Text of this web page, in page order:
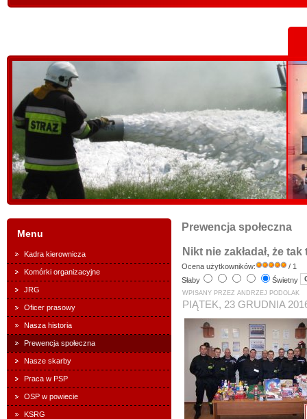
Menu
Kadra kierownicza
Komórki organizacyjne
JRG
Oficer prasowy
Nasza historia
Prewencja społeczna
Nasze skarby
Praca w PSP
OSP w powiecie
KSRG
Prewencja społeczna
Nikt nie zakładał, że
Ocena użytkowników:
/ 1
Słaby
Świetny
WPISANY PRZEZ ANDRZEJ PODOLAK
PIĄTEK, 23 GRUDNIA